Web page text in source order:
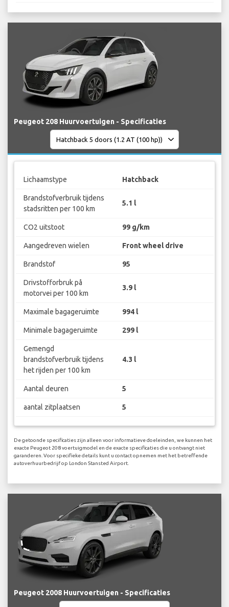
Peugeot 208 Huurvoertuigen - Specificaties
Lichaamstype Hatchback
Brandstofverbruik tijdens
stadsritten per 100 km
5.1 l
CO2 uitstoot 99 g/km
Aangedreven wielen Front wheel drive
Brandstof 95
Drivstofforbruk på
motorvei per 100 km
3.9 l
Maximale bagageruimte 994 l
Minimale bagageruimte 299 l
Gemengd
brandstofverbruik tijdens
het rijden per 100 km
4.3 l
Aantal deuren 5
aantal zitplaatsen 5
De getoonde specificaties zijn alleen voor informatieve doeleinden, we kunnen het
exacte Peugeot 208 voertuigmodel en de exacte specificaties die u ontvangt niet
garanderen. Voor specifieke details kunt u contact opnemen met het betreffende
autoverhuurbedrijf op London Stansted Airport.
Peugeot 2008 Huurvoertuigen - Specificaties